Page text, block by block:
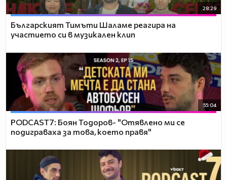
28:29
Българският Тимъти Шаламе реагира на
участието си в музикален клип
55:04
PODCAST7: ‪Боян Тодоров- "Отявлено ми се
подиграваха за това, което правя"